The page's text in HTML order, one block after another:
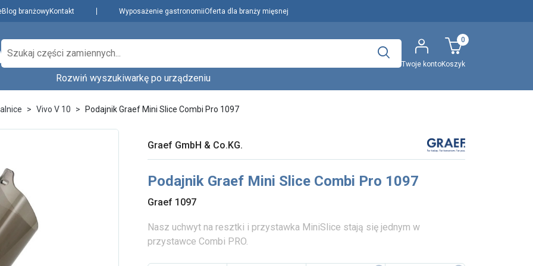
Blog branżowyKontakt Wyposażenie gastronomiiOferta dla branży mięsnej
Producenci
Najpopularniejsi
Dowiedz się więcej
Aktualności i porady
O nas
Polityka prywatności
i cookies
Polecany artykuł
Twoje kontoKoszyk
0
Wybierz model... Wyszukaj
Rozwiń wyszukiwarkę po urządzeniu
Vivo V 10 Podajnik Graef Mini Slice Combi Pro 1097
Graef GmbH & Co.KG.
Podajnik Graef Mini Slice Combi Pro 1097
Graef 1097
Nasz uchwyt na resztki i przystawka MiniSlice stają się jednym w
przystawce Combi PRO.